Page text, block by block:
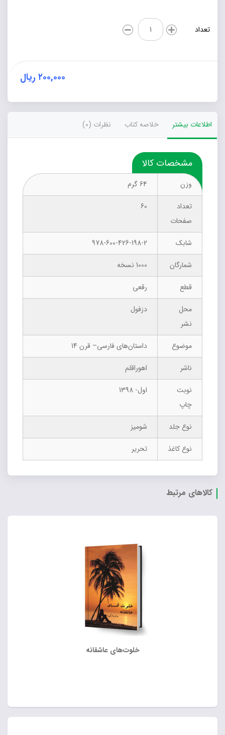
تعداد
ما
از
ازل
نبودیم
۲۰۰,۰۰۰ ریال
اطلاعات بیشتر خلاصه کتاب نظرات (0)
مشخصات کالا
وزن
64 گرم
تعداد
صفحات
60
شابک
978-600-426-198-2
شمارگان
1000 نسخه
قطع
رقعی
محل
نشر
دزفول
موضوع
داستان‌های فارسی– قرن 14
ناشر
اهوراقلم
نوبت
چاپ
اول- 1398
نوع جلد
شومیز
نوع کاغذ
تحریر
کالاهای مرتبط
خلوت‌های عاشقانه